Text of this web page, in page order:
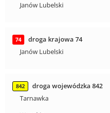
Janów Lubelski
74
droga krajowa 74
Janów Lubelski
842
droga wojewódzka 842
Tarnawka